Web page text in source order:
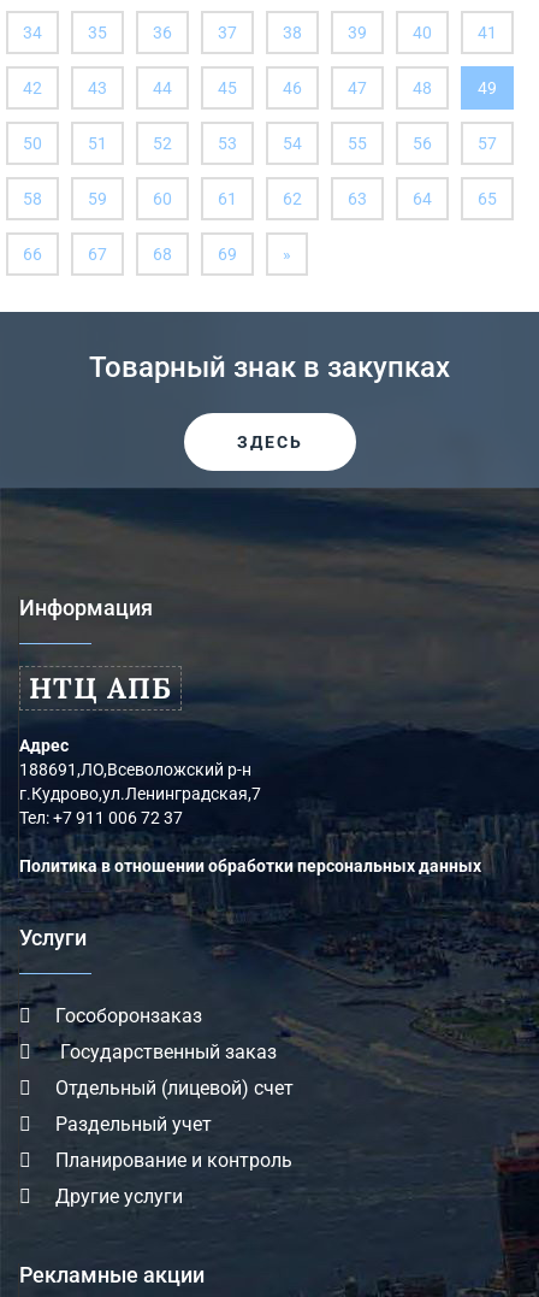
34 35 36 37 38 39 40 41
42 43 44 45 46 47 48 49
50
51 52 53 54 55 56 57
58 59 60 61 62 63 64 65
66 67 68 69 »
Товарный знак в закупках
ЗДЕСЬ
Информация
НТЦ АПБ
Адрес
188691,ЛО,Всеволожский р-н
г.Кудрово,ул.Ленинградская,7
Тел:+7 911 006 72 37
Политика в отношении обработки персональных данных
Услуги
Гособоронзаказ
Государственный заказ
Отдельный (лицевой) счет
Раздельный учет
Планирование и контроль
Другие услуги
Рекламные акции